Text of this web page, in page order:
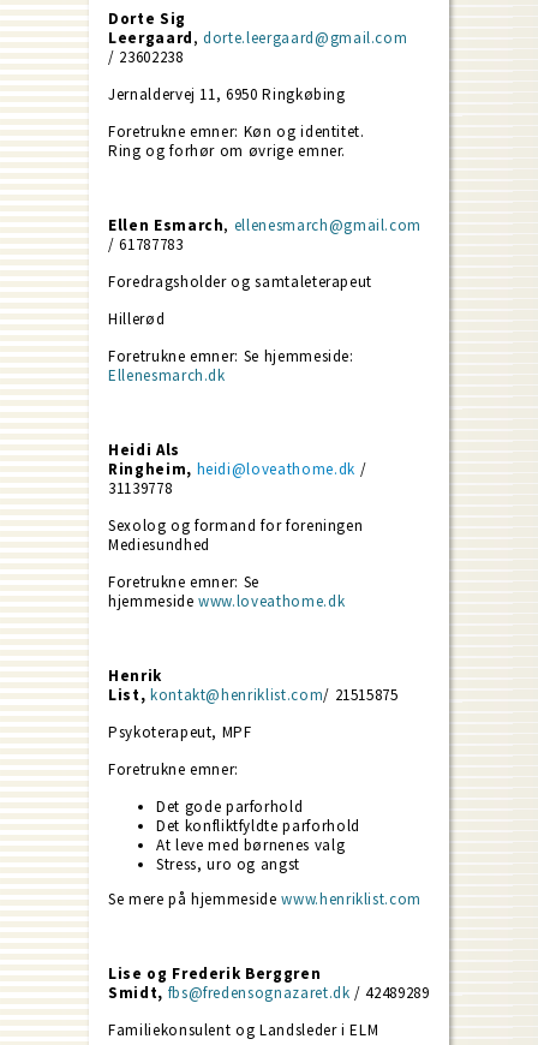
Dorte Sig
Leergaard,dorte.leergaard@gmail.com
/ 23602238
Jernaldervej 11, 6950 Ringkøbing
Foretrukne emner: Køn og identitet.
Ring og forhør om øvrige emner.
Ellen Esmarch, ellenesmarch@gmail.com
/ 61787783
Foredragsholder og samtaleterapeut
Hillerød
Foretrukne emner: Se hjemmeside:
Ellenesmarch.dk
Heidi Als
Ringheim, heidi@loveathome.dk /
31139778
Sexolog og formand for foreningen
Mediesundhed
Foretrukne emner: Se
hjemmesidewww.loveathome.dk
Henrik
List, kontakt@henriklist.com/ 21515875
Psykoterapeut, MPF
Foretrukne emner:
Det gode parforhold
Det konfliktfyldte parforhold
At leve med børnenes valg
Stress, uro og angst
Se mere på hjemmesidewww.henriklist.com
Lise og Frederik Berggren
Smidt, fbs@fredensognazaret.dk / 42489289
Familiekonsulent og Landsleder i ELM